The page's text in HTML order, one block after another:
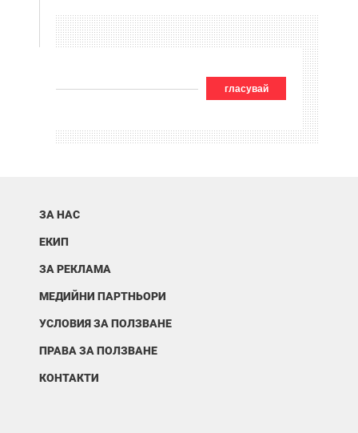
гласувай
ЗА НАС
ЕКИП
ЗА РЕКЛАМА
МЕДИЙНИ ПАРТНЬОРИ
УСЛОВИЯ ЗА ПОЛЗВАНЕ
ПРАВА ЗА ПОЛЗВАНЕ
КОНТАКТИ